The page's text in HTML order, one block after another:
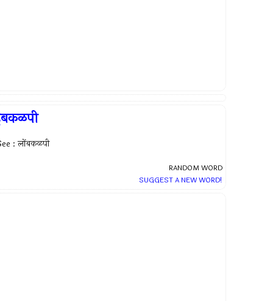
: लोंबकळपी
RANDOM WORD
SUGGEST A NEW WORD!